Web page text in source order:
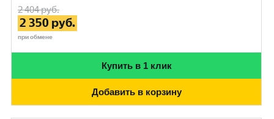
2 404руб.
2 350 руб.
при обмене
Купить в 1 клик
Добавить в корзину